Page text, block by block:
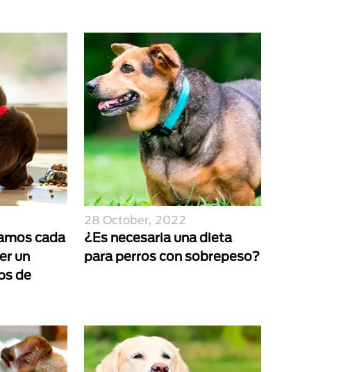
cada
un
de
28 October, 2022
¿Es necesaria una dieta
para perros con sobrepeso?